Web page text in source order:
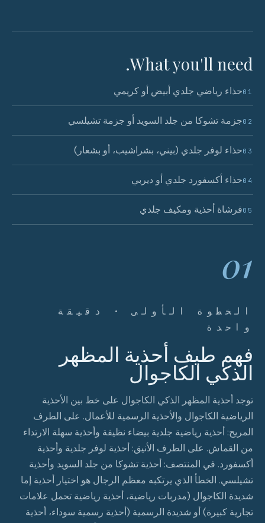
What you'll need.
01حذاء رياضي جلدي أبيض أو كريمي
02جزمة تشوكا من جلد السويد أو جزمة تشيلسي
03حذاء لوفر جلدي (بيني، بشراشيب، أو بشعار)
04حذاء أكسفورد جلدي أو ديربي
05فرشاة أحذية ومكيف جلدي
01
الخطوة الأولى · دقيقة
واحدة
فهم طيف أحذية المظهر
الذكي الكاجوال
توجد أحذية المظهر الذكي الكاجوال على خط بين الأحذية
الرياضية الكاجوال والأحذية الرسمية للأعمال. على الطرف
المريح: أحذية رياضية جلدية بيضاء نظيفة وأحذية سهلة الارتداء
من القماش. على الطرف الأنيق: أحذية لوفر جلدية وأحذية
أكسفورد. في المنتصف: أحذية تشوكا من جلد السويد وأحذية
تشيلسي. الخطأ الذي يرتكبه معظم الرجال هو اختيار أحذية إما
شديدة الكاجوال (مدربات رياضية، أحذية رياضية تحمل علامات
تجارية كبيرة) أو شديدة الرسمية (أحذية رسمية سوداء، أحذية